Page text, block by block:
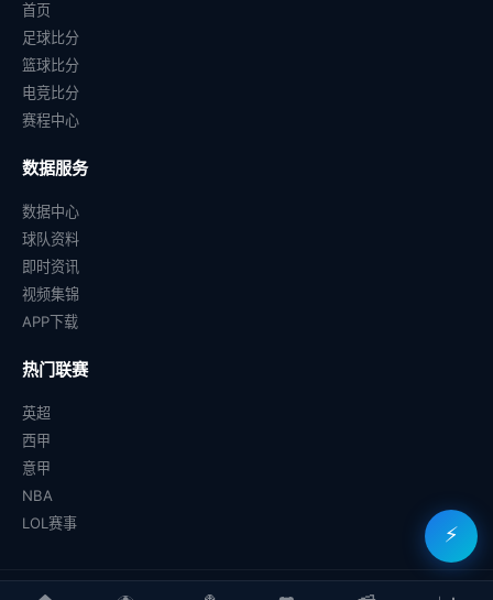
首页
足球比分
篮球比分
电竞比分
赛程中心
数据服务
数据中心
球队资料
即时资讯
视频集锦
APP下载
热门联赛
英超
西甲
意甲
NBA
LOL赛事
⚡